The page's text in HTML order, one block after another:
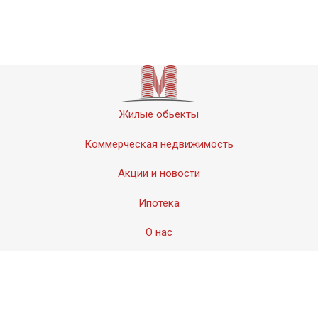
Жилые обьекты
Коммерческая недвижимость
Акции и новости
Ипотека
О нас